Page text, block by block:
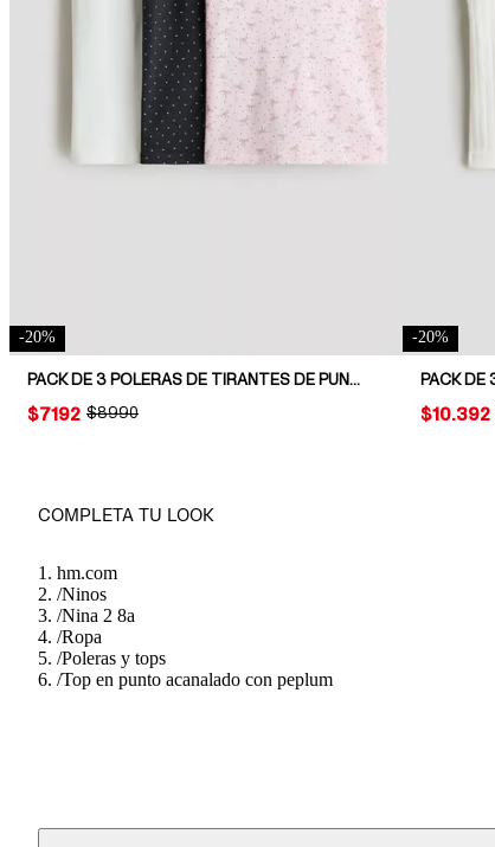
-20%
PACK DE 3 POLERAS DE TIRANTES DE PUNTO
ORIGINAL PRICE:
$8990
PRICE:
$7192
-20%
PRICE:
$10.392
COMPLETA TU LOOK
hm.com
/Ninos
/Nina 2 8a
/Ropa
/Poleras y tops
/Top en punto acanalado con peplum